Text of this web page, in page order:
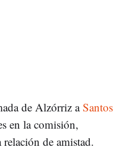
de Alzórriz aSantos
en la comisión,
de amistad.